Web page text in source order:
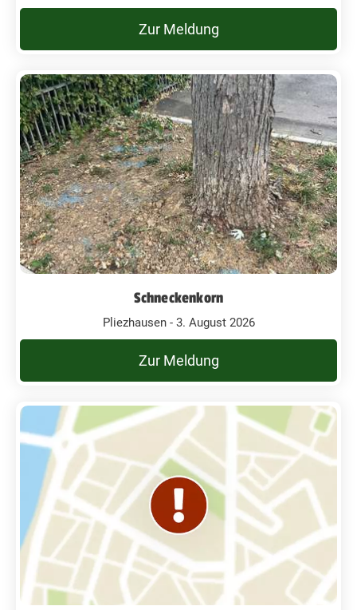
Zur Meldung
Schneckenkorn
Pliezhausen - 3. August 2026
Zur Meldung